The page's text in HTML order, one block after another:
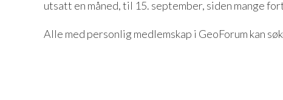
utsatt en måned, til 15. september, siden mange
Alle med personlig medlemskap i GeoForum kan